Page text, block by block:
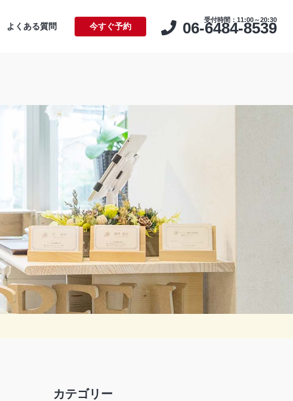
よくある質問 今すぐ予約
受付時間：11:00～20:30
06-6484-8539
カテゴリー